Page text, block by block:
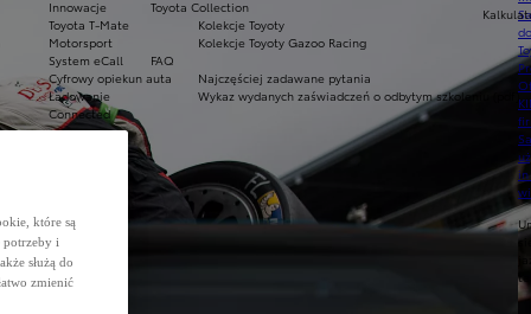
Innowacje
Toyota T-Mate
Motorsport
System eCall
Cyfrowy opiekun auta
Ładowanie
Connected
Toyota Collection
Kolekcje Toyoty
Kolekcje Toyoty Gazoo Racing
FAQ
Najczęściej zadawane pytania
Wykaz wydanych zaświadczeń o odbytym szkoleniu (pdf)
które są
potrzeby i
służą do
zmienić